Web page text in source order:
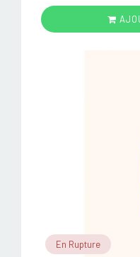
En Rupture